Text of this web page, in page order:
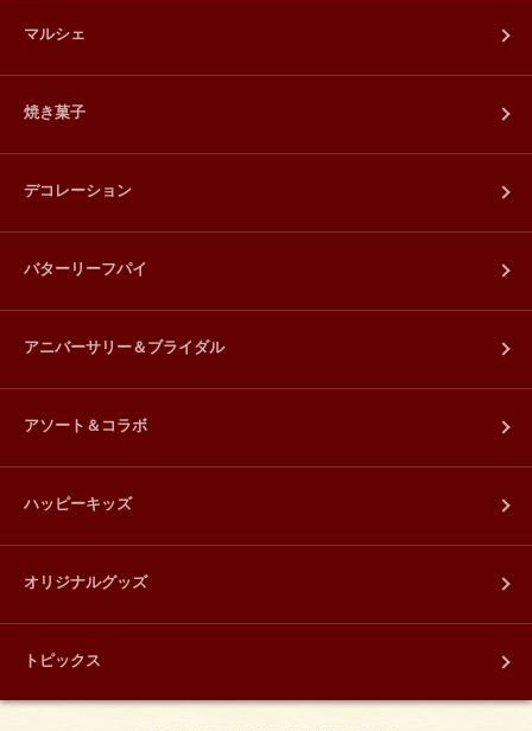
マルシェ
焼き菓子
デコレーション
バターリーフパイ
アニバーサリー＆ブライダル
アソート＆コラボ
ハッピーキッズ
オリジナルグッズ
トピックス